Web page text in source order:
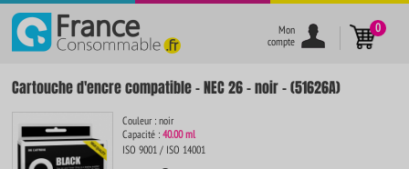
}
Mon
compte
0
Cartouche d'encre compatible - NEC 26 - noir - (51626A)
Couleur : noir
Capacité :40.00 ml
ISO 9001 / ISO 14001